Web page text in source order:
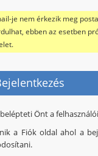
je nem érkezik meg
ebben az esetben
Önt a
a Fiók oldal ahol a